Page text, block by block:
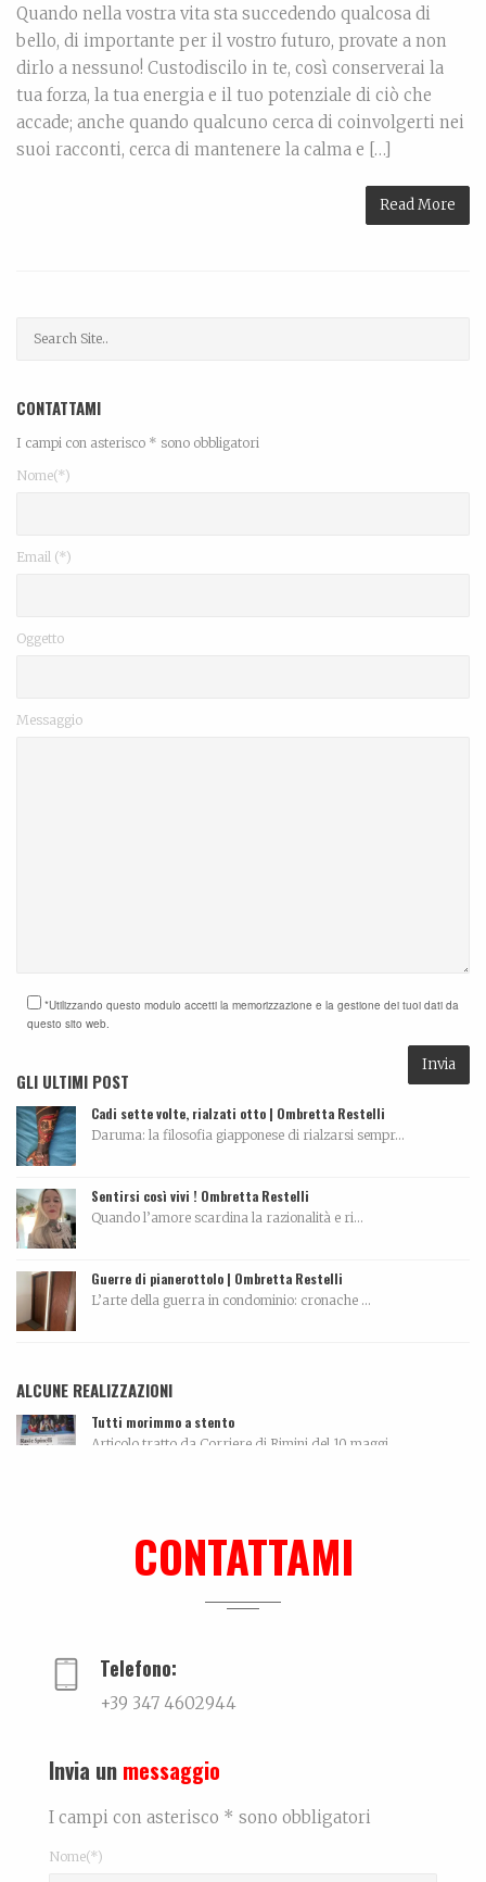
Quando nella vostra vita sta succedendo qualcosa di
bello, di importante per il vostro futuro, provate a non
dirlo a nessuno! Custodiscilo in te, così conserverai la
tua forza, la tua energia e il tuo potenziale di ciò che
accade; anche quando qualcuno cerca di coinvolgerti nei
suoi racconti, cerca di mantenere la calma e […]
Read More
CONTATTAMI
I campi con asterisco * sono obbligatori
Nome(*)
Email (*)
Oggetto
Messaggio
*Utilizzando questo modulo accetti la memorizzazione e la gestione dei tuoi dati da
questo sito web.
GLI ULTIMI POST
Cadi sette volte, rialzati otto | Ombretta Restelli
Daruma: la filosofia giapponese di rialzarsi sempr...
Sentirsi così vivi ! Ombretta Restelli
Quando l’amore scardina la razionalità e ri...
Guerre di pianerottolo | Ombretta Restelli
L’arte della guerra in condominio: cronache ...
ALCUNE REALIZZAZIONI
Tutti morimmo a stento
Articolo tratto da Corriere di Rimini del 10 maggi...
CONTATTAMI
Telefono:
+39 347 4602944
Invia un messaggio
I campi con asterisco * sono obbligatori
Nome(*)